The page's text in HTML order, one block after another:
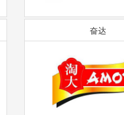
奋达